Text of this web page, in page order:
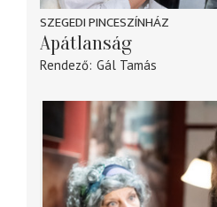
SZEGEDI PINCESZÍNHÁZ
Apátlanság
Rendező Gál Tamás